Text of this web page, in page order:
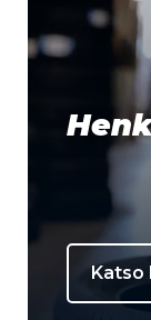
Katso